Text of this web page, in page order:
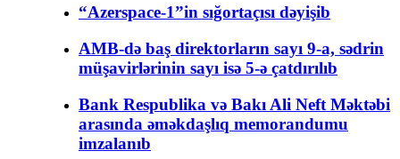
“Azerspace-1”in sığortaçısı dəyişib
AMB-də baş direktorların sayı 9-a, sədrin
müşavirlərinin sayı isə 5-ə çatdırılıb
Bank Respublika və Bakı Ali Neft Məktəbi
arasında əməkdaşlıq memorandumu
imzalanıb